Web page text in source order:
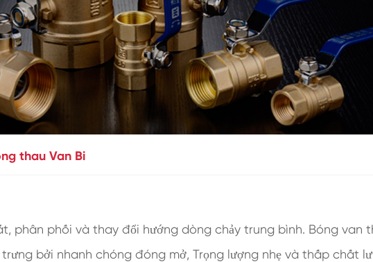
thau Van Bi
phân phối và thay đổi hướng dòng chảy trung bình. Bóng van
bởi nhanh chóng đóng mở, Trọng lượng nhẹ và thấp chất